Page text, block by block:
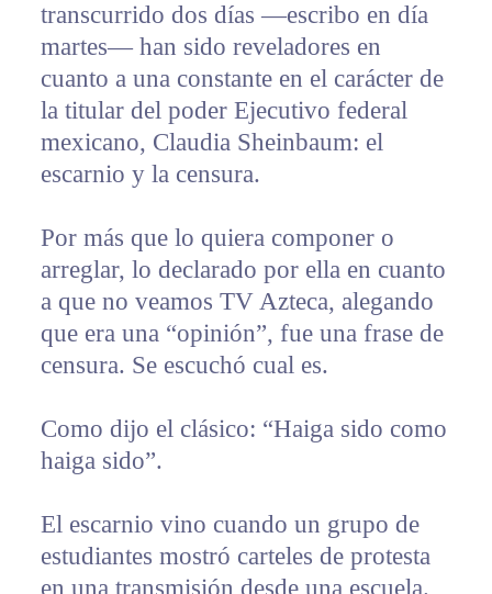
transcurrido dos días —escribo en día
martes— han sido reveladores en
cuanto a una constante en el carácter de
la titular del poder Ejecutivo federal
mexicano, Claudia Sheinbaum: el
escarnio y la censura.
Por más que lo quiera componer o
arreglar, lo declarado por ella en cuanto
a que no veamos TV Azteca, alegando
que era una “opinión”, fue una frase de
censura. Se escuchó cual es.
Como dijo el clásico: “Haiga sido como
haiga sido”.
El escarnio vino cuando un grupo de
estudiantes mostró carteles de protesta
en una transmisión desde una escuela.